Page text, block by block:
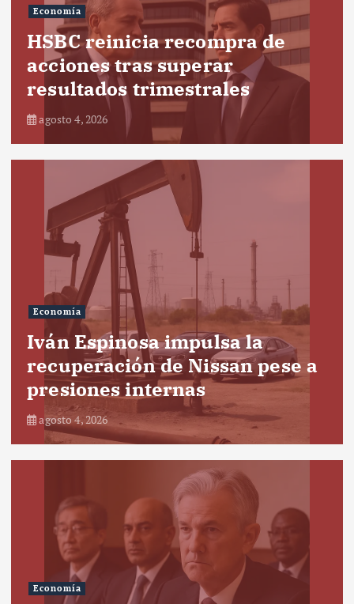
Economía
HSBC reinicia recompra de
acciones tras superar
resultados trimestrales
agosto 4, 2026
Economía
Iván Espinosa impulsa la
recuperación de Nissan pese a
presiones internas
agosto 4, 2026
Economía